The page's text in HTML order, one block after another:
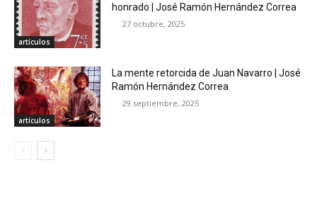
artículos
honrado | José Ramón Hernández Correa
27 octubre, 2025
artículos
La mente retorcida de Juan Navarro | José
Ramón Hernández Correa
29 septiembre, 2025